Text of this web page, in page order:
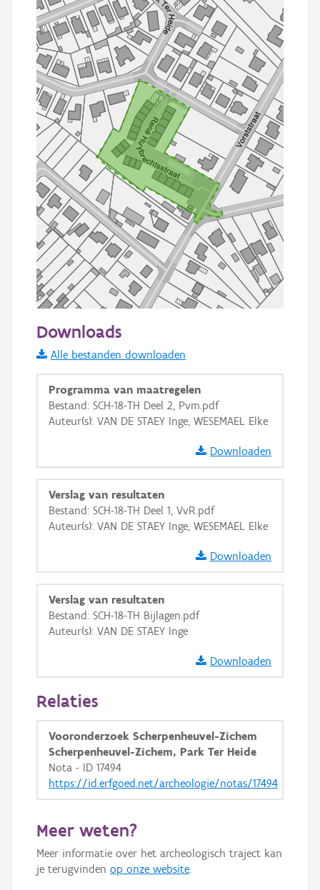
Informatie Vlaanderen
i
+ −
Basis Lagen
Ortho
GRB-Basiskaart
GRB-Basiskaart in grijswaarden
Downloads
Alle bestanden downloaden
Programma van maatregelen
Bestand: SCH-18-TH Deel 2, Pvm.pdf
Auteur(s): VAN DE STAEY Inge, WESEMAEL Elke
Downloaden
Verslag van resultaten
Bestand: SCH-18-TH Deel 1, VvR.pdf
Auteur(s): VAN DE STAEY Inge, WESEMAEL Elke
Downloaden
Verslag van resultaten
Bestand: SCH-18-TH Bijlagen.pdf
Auteur(s): VAN DE STAEY Inge
Downloaden
Relaties
Vooronderzoek Scherpenheuvel-Zichem
Scherpenheuvel-Zichem, Park Ter Heide
Nota - ID 17494
https://id.erfgoed.net/archeologie/notas/17494
Meer weten?
Meer informatie over het archeologisch traject kan
je terugvinden op onze website.